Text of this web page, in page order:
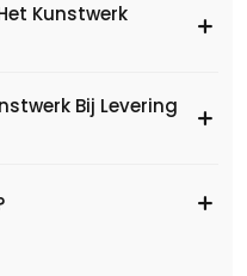
Kunstwerk
Bij Levering